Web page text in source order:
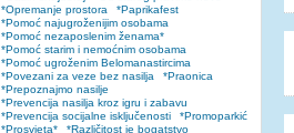
*Opremanje prostora
*Paprikafest
*Pomoć najugroženijim osobama
*Pomoć nezaposlenim ženama*
*Pomoć starim i nemoćnim osobama
*Pomoć ugroženim Belomanastircima
*Povezani za veze bez nasilja
*Praonica
*Prepoznajmo nasilje
*Prevencija nasilja kroz igru i zabavu
*Prevencija socijalne isključenosti
*Promoparkić
*Prosvjeta*
*Različitost je bogatstvo